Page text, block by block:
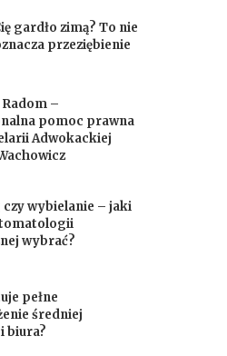
gardło zimą? To nie
przeziębienie
–
pomoc prawna
Adwokackiej
wybielanie – jaki
wybrać?
pełne
średniej
biura?